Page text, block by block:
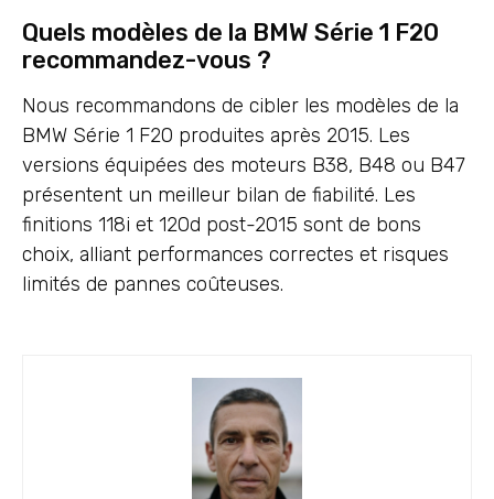
Quels modèles de la BMW Série 1 F20
recommandez-vous ?
Nous recommandons de cibler les modèles de la
BMW Série 1 F20 produites après 2015. Les
versions équipées des moteurs B38, B48 ou B47
présentent un meilleur bilan de fiabilité. Les
finitions 118i et 120d post-2015 sont de bons
choix, alliant performances correctes et risques
limités de pannes coûteuses.